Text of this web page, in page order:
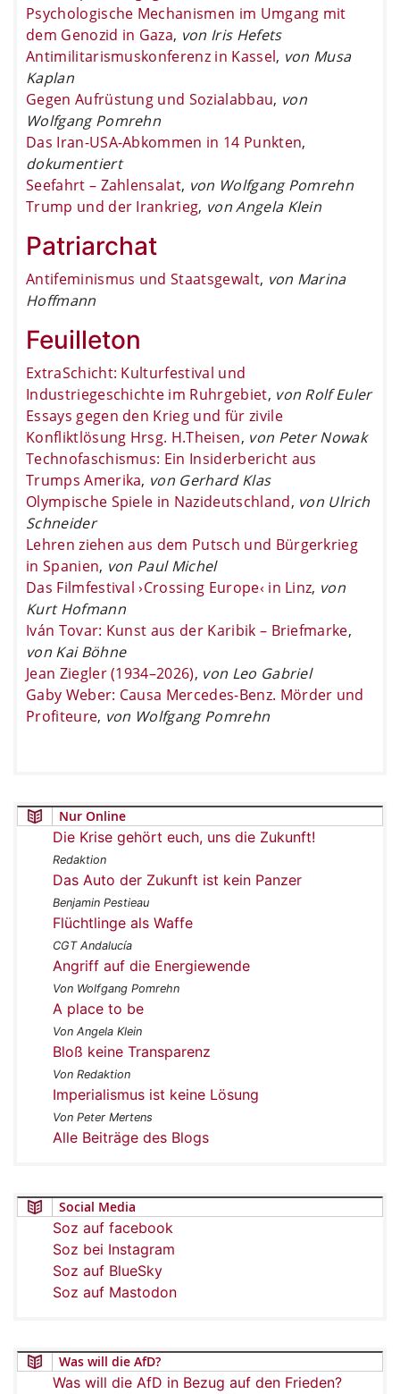
Psychologische Mechanismen im Umgang mit
dem Genozid in Gaza, von Iris Hefets
Antimilitarismuskonferenz in Kassel, von Musa
Kaplan
Gegen Aufrüstung und Sozialabbau, von
Wolfgang Pomrehn
Das Iran-USA-Abkommen in 14 Punkten,
dokumentiert
Seefahrt – Zahlensalat, von Wolfgang Pomrehn
Trump und der Irankrieg, von Angela Klein
Patriarchat
Antifeminismus und Staatsgewalt, von Marina
Hoffmann
Feuilleton
ExtraSchicht: Kulturfestival und
Industriegeschichte im Ruhrgebiet, von Rolf Euler
Essays gegen den Krieg und für zivile
Konfliktlösung Hrsg. H.Theisen, von Peter Nowak
Technofaschismus: Ein Insiderbericht aus
Trumps Amerika, von Gerhard Klas
Olympische Spiele in Nazideutschland, von Ulrich
Schneider
Lehren ziehen aus dem Putsch und Bürgerkrieg
in Spanien, von Paul Michel
Das Filmfestival ›Crossing Europe‹ in Linz, von
Kurt Hofmann
Iván Tovar: Kunst aus der Karibik – Briefmarke,
von Kai Böhne
Jean Ziegler (1934–2026), von Leo Gabriel
Gaby Weber: Causa Mercedes-Benz. Mörder und
Profiteure, von Wolfgang Pomrehn
Nur Online
Die Krise gehört euch, uns die Zukunft!
Redaktion
Das Auto der Zukunft ist kein Panzer
Benjamin Pestieau
Flüchtlinge als Waffe
CGT Andalucía
Angriff auf die Energiewende
Von Wolfgang Pomrehn
A place to be
Von Angela Klein
Bloß keine Transparenz
Von Redaktion
Imperialismus ist keine Lösung
Von Peter Mertens
Alle Beiträge des Blogs
Social Media
Soz auf facebook
Soz bei Instagram
Soz auf BlueSky
Soz auf Mastodon
Was will die AfD?
Was will die AfD in Bezug auf den Frieden?